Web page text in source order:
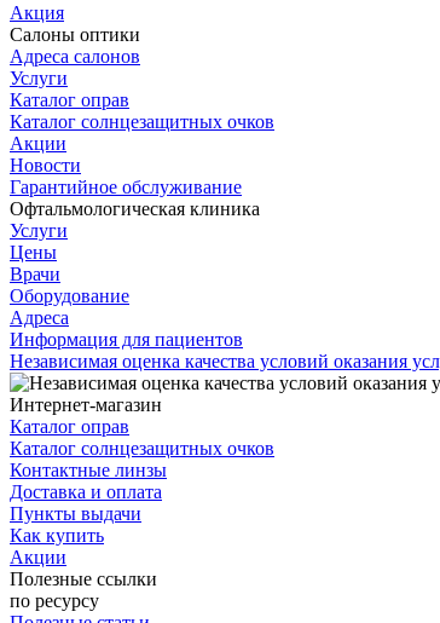
Акция
Салоны оптики
Адреса салонов
Услуги
Каталог оправ
Каталог солнцезащитных очков
Акции
Новости
Гарантийное обслуживание
Офтальмологическая клиника
Услуги
Цены
Врачи
Оборудование
Адреса
Информация для пациентов
Независимая оценка качества условий оказания
Интернет-магазин
Каталог оправ
Каталог солнцезащитных очков
Контактные линзы
Доставка и оплата
Пункты выдачи
Как купить
Акции
Полезные ссылки
по ресурсу